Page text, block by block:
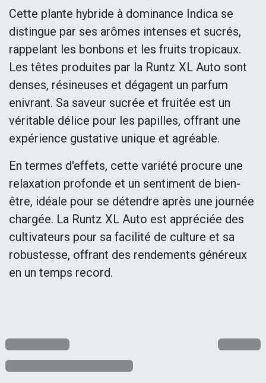
Cette plante hybride à dominance Indica se
distingue par ses arômes intenses et sucrés,
rappelant les bonbons et les fruits tropicaux.
Les têtes produites par la Runtz XL Auto sont
denses, résineuses et dégagent un parfum
enivrant. Sa saveur sucrée et fruitée est un
véritable délice pour les papilles, offrant une
expérience gustative unique et agréable.
En termes d'effets, cette variété procure une
relaxation profonde et un sentiment de bien-
être, idéale pour se détendre après une journée
chargée. La Runtz XL Auto est appréciée des
cultivateurs pour sa facilité de culture et sa
robustesse, offrant des rendements généreux
en un temps record.